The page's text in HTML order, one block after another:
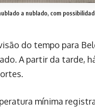
a nublado, com
do tempo para
A partir da tarde,
mínima